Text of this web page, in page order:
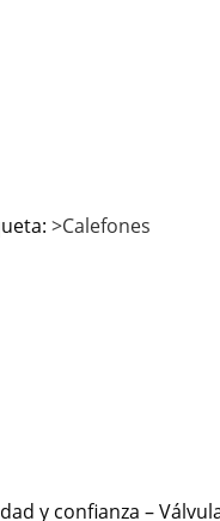
>Calefones
y confianza –